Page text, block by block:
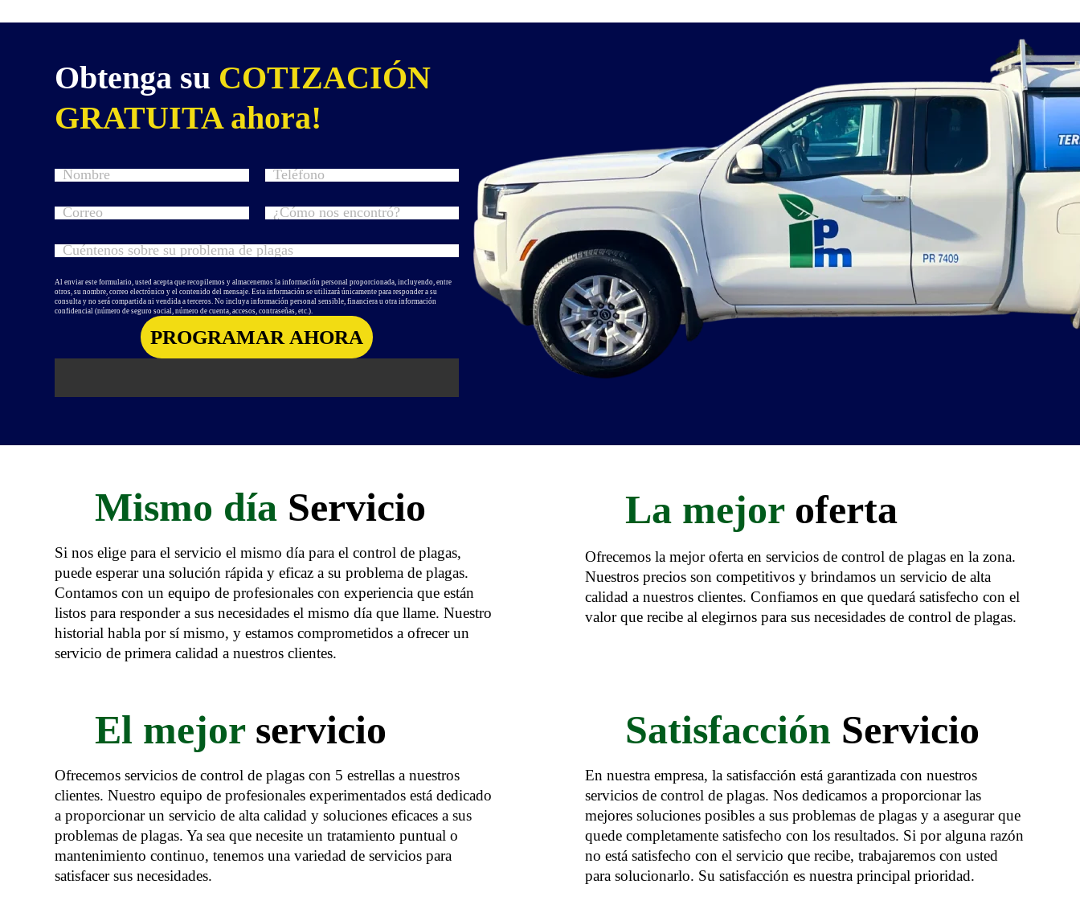
Obtenga su COTIZACIÓN
GRATUITA ahora!
Al enviar este formulario, usted acepta que recopilemos y almacenemos la información personal proporcionada, incluyendo, entre
otros, su nombre, correo electrónico y el contenido del mensaje. Esta información se utilizará únicamente para responder a su
consulta y no será compartida ni vendida a terceros. No incluya información personal sensible, financiera u otra información
confidencial (número de seguro social, número de cuenta, accesos, contraseñas, etc.).
Mismo día Servicio
Si nos elige para el servicio el mismo día para el control de plagas,
puede esperar una solución rápida y eficaz a su problema de plagas.
Contamos con un equipo de profesionales con experiencia que están
listos para responder a sus necesidades el mismo día que llame. Nuestro
historial habla por sí mismo, y estamos comprometidos a ofrecer un
servicio de primera calidad a nuestros clientes.
La mejoroferta
Ofrecemos la mejor oferta en servicios de control de plagas en la zona.
Nuestros precios son competitivos y brindamos un servicio de alta
calidad a nuestros clientes. Confiamos en que quedará satisfecho con el
valor que recibe al elegirnos para sus necesidades de control de plagas.
El mejor servicio
Ofrecemos servicios de control de plagas con 5 estrellas a nuestros
clientes. Nuestro equipo de profesionales experimentados está dedicado
a proporcionar un servicio de alta calidad y soluciones eficaces a sus
problemas de plagas. Ya sea que necesite un tratamiento puntual o
mantenimiento continuo, tenemos una variedad de servicios para
satisfacer sus necesidades.
Satisfacción Servicio
En nuestra empresa, la satisfacción está garantizada con nuestros
servicios de control de plagas. Nos dedicamos a proporcionar las
mejores soluciones posibles a sus problemas de plagas y a asegurar que
quede completamente satisfecho con los resultados. Si por alguna razón
no está satisfecho con el servicio que recibe, trabajaremos con usted
para solucionarlo. Su satisfacción es nuestra principal prioridad.